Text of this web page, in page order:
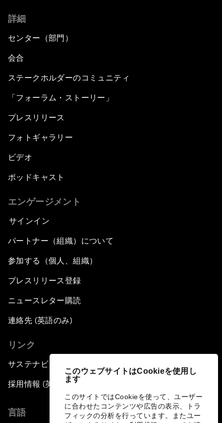
このウェブサイトはCookieを使用し
ます
このサイトではCookieを使って、ユーザー
に合わせたコンテンツや広告の表示、トラ
フィックの分析を行っています。またユー
詳細
センター（部門）
会合
ステークホルダーのコミュニティ
「フォーラム・ストーリー」
プレスリリース
フォトギャラリー
ビデオ
ポッドキャスト
エンゲージメント
サインイン
パートナー（組織）について
参加する（個人、組織）
プレスリリース登録
ニュースレター購読
連絡先 (英語のみ)
リンク
サステナビリティへの取り組み
採用情報 (英語のみ)
言語